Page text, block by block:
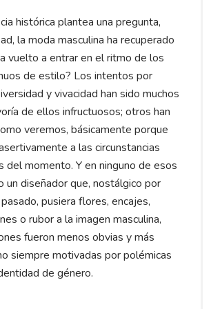
histórica plantea una pregunta,
la moda masculina ha recuperado
vuelto a entrar en el ritmo de los
de estilo? Los intentos por
y vivacidad han sido muchos
de ellos infructuosos; otros han
veremos, básicamente porque
a las circunstancias
del momento. Y en ninguno de esos
un diseñador que, nostálgico por
pusiera flores, encajes,
o rubor a la imagen masculina,
fueron menos obvias y más
siempre motivadas por polémicas
de género.